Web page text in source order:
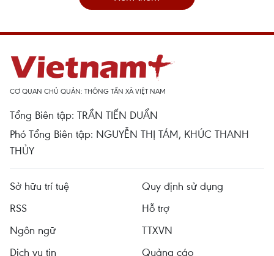
CƠ QUAN CHỦ QUẢN: THÔNG TẤN XÃ VIỆT NAM
Tổng Biên tập: TRẦN TIẾN DUẨN
Phó Tổng Biên tập: NGUYỄN THỊ TÁM, KHÚC THANH
THỦY
Sở hữu trí tuệ
Quy định sử dụng
RSS
Hỗ trợ
Ngôn ngữ
TTXVN
Dịch vụ tin
Quảng cáo